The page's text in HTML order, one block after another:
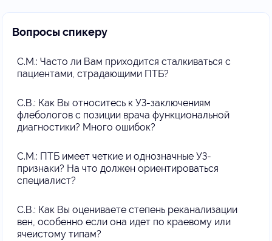
Вопросы спикеру
С.М.: Часто ли Вам приходится сталкиваться с
пациентами, страдающими ПТБ?
С.В.: Как Вы относитесь к УЗ-заключениям
флебологов с позиции врача функциональной
диагностики? Много ошибок?
С.М.: ПТБ имеет четкие и однозначные УЗ-
признаки? На что должен ориентироваться
специалист?
С.В.: Как Вы оцениваете степень реканализации
вен, особенно если она идет по краевому или
ячеистому типам?